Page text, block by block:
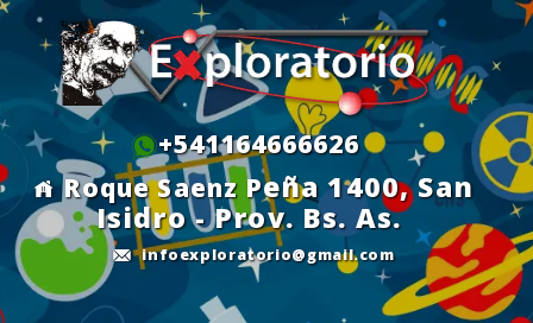
+541164666626
Roque Saenz Peña 1400, San
Isidro - Prov. Bs. As.
infoexploratorio@gmail.com